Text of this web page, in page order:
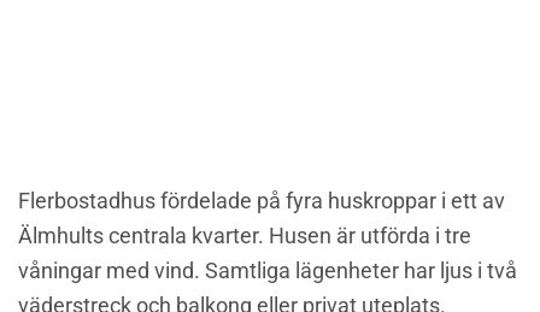
Flerbostadhus fördelade på fyra huskroppar i ett av
Älmhults centrala kvarter. Husen är utförda i tre
våningar med vind. Samtliga lägenheter har ljus i två
väderstreck och balkong eller privat uteplats.